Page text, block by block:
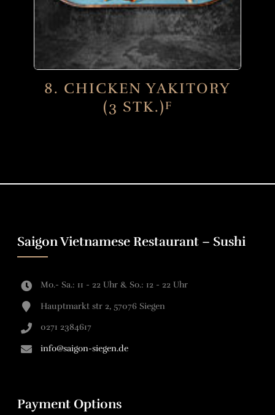
8. CHICKEN YAKITORY
(3 STK.)F
Saigon Vietnamese Restaurant – Sushi
Mo.- Sa.: 11 - 22 Uhr & So.: 12 - 22 Uhr
Hauptmarkt str 2, 57076 Siegen
0271 2384617
info@saigon-siegen.de
Payment Options